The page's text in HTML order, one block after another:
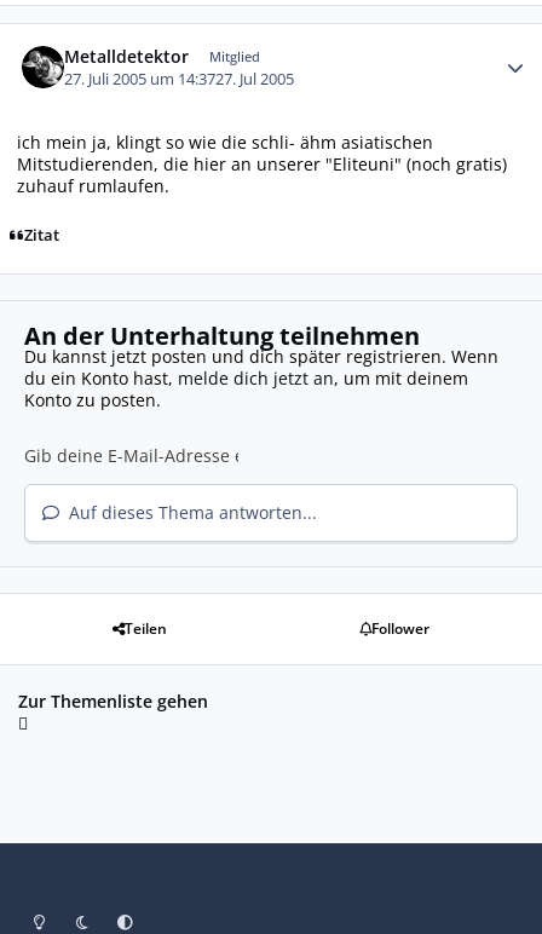
Metalldetektor Mitglied
27. Juli 2005 um 14:3727. Jul 2005
ich mein ja, klingt so wie die schli- ähm asiatischen
Mitstudierenden, die hier an unserer "Eliteuni" (noch gratis)
zuhauf rumlaufen.
Zitat
An der Unterhaltung teilnehmen
Du kannst jetzt posten und dich später registrieren. Wenn
du ein Konto hast, melde dich jetzt an, um mit deinem
Konto zu posten.
Auf dieses Thema antworten...
Teilen Follower
Zur Themenliste gehen
Heller ModusDunkler Modus
Systemeinstellung